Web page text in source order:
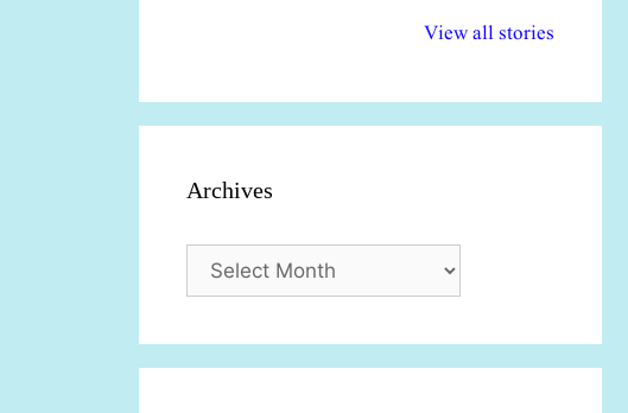
View all stories
अधिकार दिवस| 18
Archives
Archives